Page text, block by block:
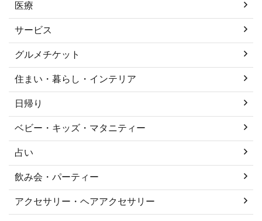
医療
サービス
グルメチケット
住まい・暮らし・インテリア
日帰り
ベビー・キッズ・マタニティー
占い
飲み会・パーティー
アクセサリー・ヘアアクセサリー